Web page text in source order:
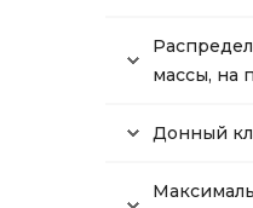
массы, на
Донный